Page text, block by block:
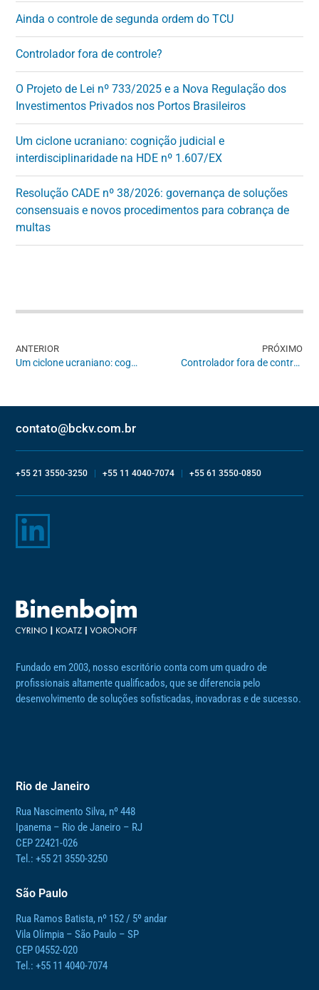
Ainda o controle de segunda ordem do TCU
Controlador fora de controle?
O Projeto de Lei nº 733/2025 e a Nova Regulação dos
Investimentos Privados nos Portos Brasileiros
Um ciclone ucraniano: cognição judicial e
interdisciplinaridade na HDE nº 1.607/EX
Resolução CADE nº 38/2026: governança de soluções
consensuais e novos procedimentos para cobrança de
multas
ANTERIOR
Um ciclone ucraniano: cognição judicial e interdisciplinaridade na HDE nº 1.607/EX
PRÓXIMO
Controlador fora de controle?
contato@bckv.com.br
+55 21 3550-3250 +55 11 4040-7074 +55 61 3550-0850
Fundado em 2003, nosso escritório conta com um quadro de
profissionais altamente qualificados, que se diferencia pelo
desenvolvimento de soluções sofisticadas, inovadoras e de sucesso.
Rio de Janeiro
Rua Nascimento Silva, nº 448
Ipanema – Rio de Janeiro – RJ
CEP 22421-026
Tel.: +55 21 3550-3250
São Paulo
Rua Ramos Batista, nº 152 / 5º andar
Vila Olímpia – São Paulo – SP
CEP 04552-020
Tel.: +55 11 4040-7074